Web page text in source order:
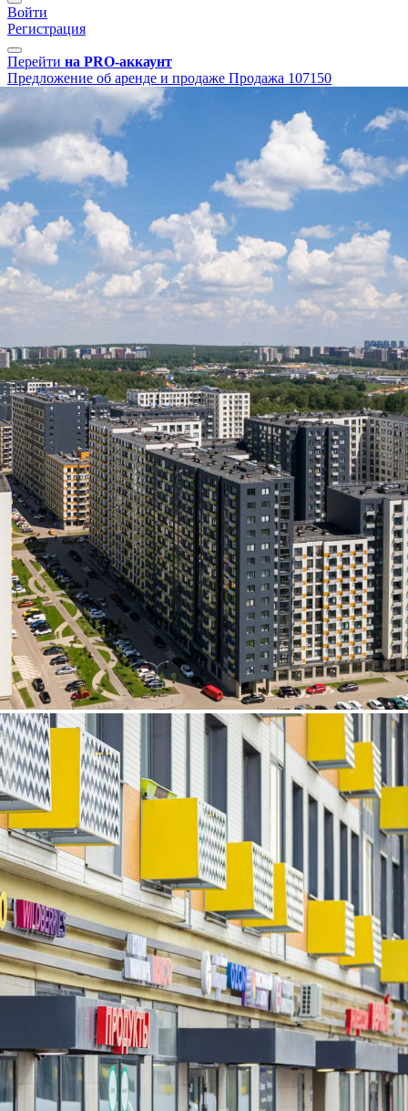
Войти
Регистрация
Перейти на PRO-аккаунт
Предложение об аренде и продаже Продажа 107150
Продажа
Жилой дом
107150 - П. СОСЕНСКОЕ,
ВАСИЛИЯ ОЩЕПКОВА
УЛИЦА, Д.3
Москва / Московская обл
Получить контакты Посмотреть на карте
Продаётся коммерческое помещение площадью 85,7 м2 на 1-м
этаже 15-этажного жилого дома в ЖК «Москвичка».
Основные преимущества: отдельный вход; место под вывеску;
витринное остекление; круглосуточный доступ; помещение
без ремонта, что позволяет обустроить его по своему вкусу и
требованиям бизнеса; мет...
Характеристики
О помещении
Где находится